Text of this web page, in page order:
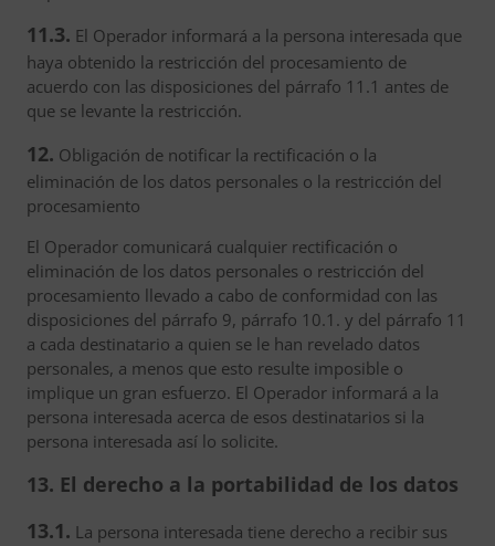
11.3. El Operador informará a la persona interesada que
haya obtenido la restricción del procesamiento de
acuerdo con las disposiciones del párrafo 11.1 antes de
que se levante la restricción.
12. Obligación de notificar la rectificación o la
eliminación de los datos personales o la restricción del
procesamiento
El Operador comunicará cualquier rectificación o
eliminación de los datos personales o restricción del
procesamiento llevado a cabo de conformidad con las
disposiciones del párrafo 9, párrafo 10.1. y del párrafo 11
a cada destinatario a quien se le han revelado datos
personales, a menos que esto resulte imposible o
implique un gran esfuerzo. El Operador informará a la
persona interesada acerca de esos destinatarios si la
persona interesada así lo solicite.
13. El derecho a la portabilidad de los datos
13.1. La persona interesada tiene derecho a recibir sus